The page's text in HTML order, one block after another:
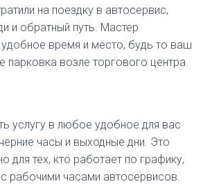
на поездку в автосервис,
и обратный путь. Мастер
время и место, будь то ваш
возле торгового центра.
услугу в любое удобное для вас
часы и выходные дни. Это
для тех, кто работает по графику,
рабочими часами автосервисов.